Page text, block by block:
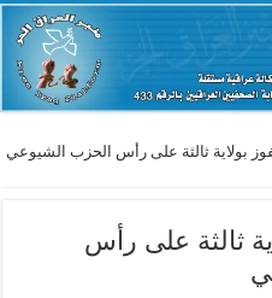
بولاية ثالثة على رأس الحزب الشيوعي
ثالثة على رأس